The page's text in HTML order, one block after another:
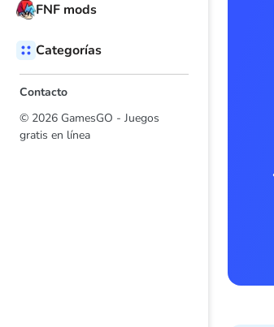
FNF mods
Categorías
Contacto
© 2026 GamesGO - Juegos
gratis en línea